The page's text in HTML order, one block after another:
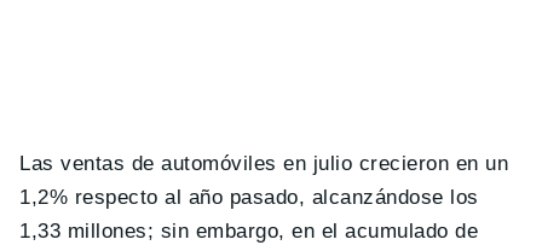
Las ventas de automóviles en julio crecieron en un
1,2% respecto al año pasado, alcanzándose los
1,33 millones; sin embargo, en el acumulado de